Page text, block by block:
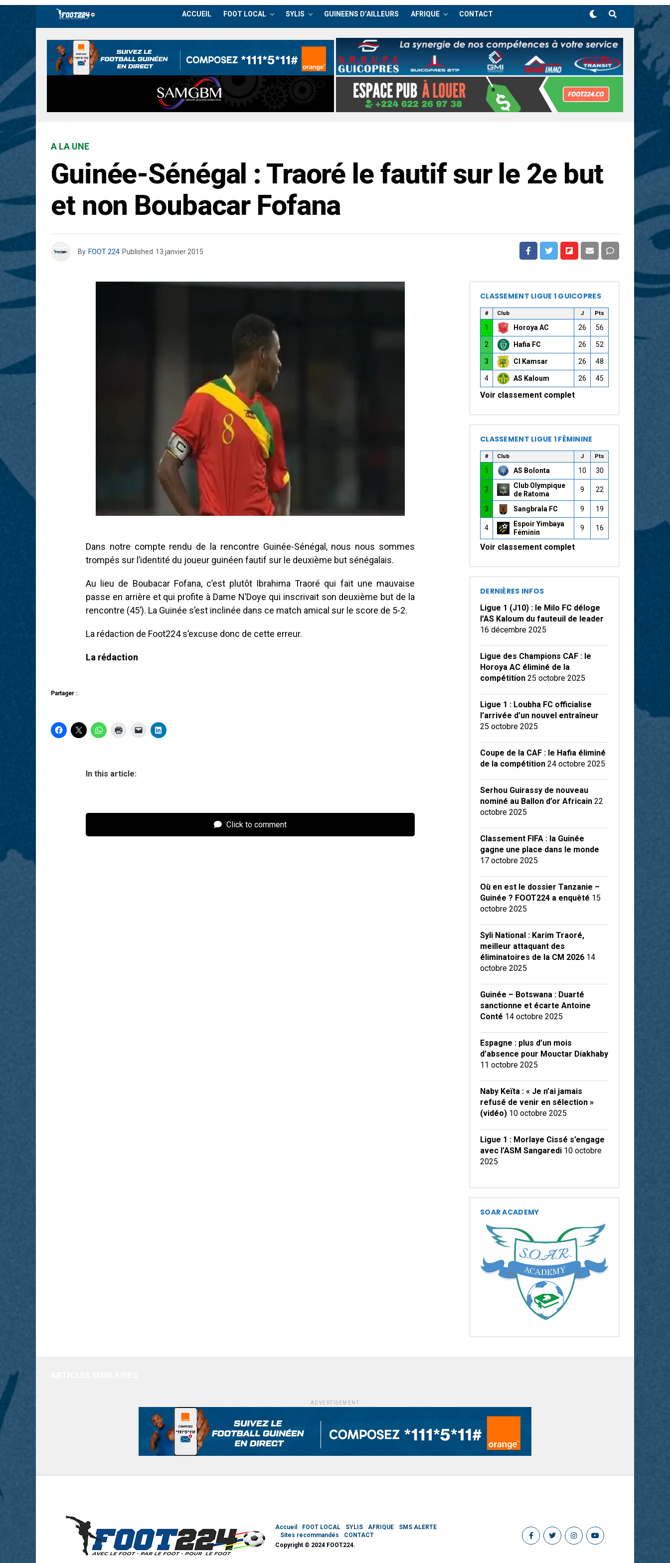
ACCUEIL FOOT LOCAL SYLIS GUINEENS D’AILLEURS AFRIQUE CONTACT
A LA UNE
Guinée-Sénégal : Traoré le fautif sur le 2e but
et non Boubacar Fofana
By FOOT 224 Published 13 janvier 2015
Dans notre compte rendu de la rencontre Guinée-Sénégal, nous nous sommes
trompés sur l’identité du joueur guinéen fautif sur le deuxième but sénégalais.
Au lieu de Boubacar Fofana, c’est plutôt Ibrahima Traoré qui fait une mauvaise
passe en arrière et qui profite à Dame N’Doye qui inscrivait son deuxième but de la
rencontre (45’). La Guinée s’est inclinée dans ce match amical sur le score de 5-2.
La rédaction de Foot224 s’excuse donc de cette erreur.
La rédaction
Partager :
In this article:
Click to comment
CLASSEMENT LIGUE 1 GUICOPRES
# Club J Pts
1 Horoya AC 26 56
2 Hafia FC 26 52
3 CI Kamsar 26 48
4 AS Kaloum 26 45
Voir classement complet
CLASSEMENT LIGUE 1 FÉMININE
# Club J Pts
1 AS Bolonta 10 30
2
Club Olympique
de Ratoma
9 22
3 Sangbrala FC 9 19
4
Espoir Yimbaya
Féminin
9 16
Voir classement complet
DERNIÈRES INFOS
Ligue 1 (J10) : le Milo FC déloge
l’AS Kaloum du fauteuil de leader
16 décembre 2025
Ligue des Champions CAF : le
Horoya AC éliminé de la
compétition 25 octobre 2025
Ligue 1 : Loubha FC officialise
l’arrivée d’un nouvel entraîneur
25 octobre 2025
Coupe de la CAF : le Hafia éliminé
de la compétition 24 octobre 2025
Serhou Guirassy de nouveau
nominé au Ballon d’or Africain 22
octobre 2025
Classement FIFA : la Guinée
gagne une place dans le monde
17 octobre 2025
Où en est le dossier Tanzanie –
Guinée ? FOOT224 a enquêté 15
octobre 2025
Syli National : Karim Traoré,
meilleur attaquant des
éliminatoires de la CM 2026 14
octobre 2025
Guinée – Botswana : Duarté
sanctionne et écarte Antoine
Conté 14 octobre 2025
Espagne : plus d’un mois
d’absence pour Mouctar Diakhaby
11 octobre 2025
Naby Keïta : « Je n’ai jamais
refusé de venir en sélection »
(vidéo) 10 octobre 2025
Ligue 1 : Morlaye Cissé s’engage
avec l’ASM Sangaredi 10 octobre
2025
SOAR ACADEMY
ADVERTISEMENT
Accueil FOOT LOCAL SYLIS AFRIQUE
SMS ALERTE
Sites recommandés
CONTACT
Copyright © 2024 FOOT224.